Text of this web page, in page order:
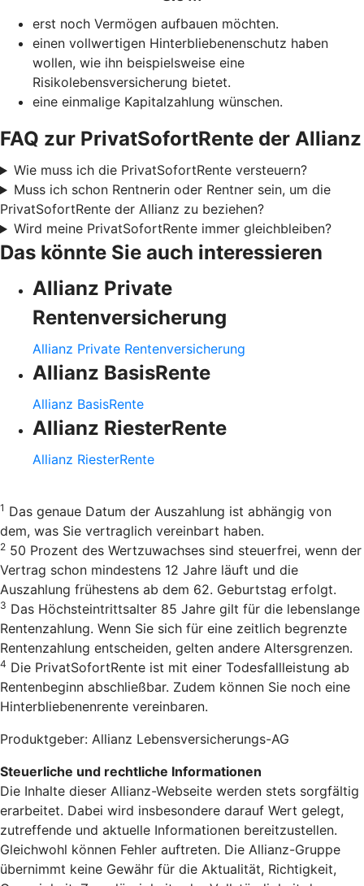
erst noch Vermögen aufbauen möchten.
einen vollwertigen Hinterbliebenenschutz haben
wollen, wie ihn beispielsweise eine
Risikolebensversicherung bietet.
eine einmalige Kapitalzahlung wünschen.
FAQ zur PrivatSofortRente der Allianz
Wie muss ich die PrivatSofortRente versteuern?
Muss ich schon Rentnerin oder Rentner sein, um die
PrivatSofortRente der Allianz zu beziehen?
Wird meine PrivatSofortRente immer gleichbleiben?
Das könnte Sie auch interessieren
Allianz Private
Rentenversicherung
Allianz Private Rentenversicherung
Allianz BasisRente
Allianz BasisRente
Allianz RiesterRente
Allianz RiesterRente
1 Das genaue Datum der Auszahlung ist abhängig von
dem, was Sie vertraglich vereinbart haben.
2 50 Prozent des Wertzuwachses sind steuerfrei, wenn der
Vertrag schon mindestens 12 Jahre läuft und die
Auszahlung frühestens ab dem 62. Geburtstag erfolgt.
3 Das Höchsteintrittsalter 85 Jahre gilt für die lebenslange
Rentenzahlung. Wenn Sie sich für eine zeitlich begrenzte
Rentenzahlung entscheiden, gelten andere Altersgrenzen.
4 Die PrivatSofortRente ist mit einer Todesfallleistung ab
Rentenbeginn abschließbar. Zudem können Sie noch eine
Hinterbliebenenrente vereinbaren.
Produktgeber: Allianz Lebensversicherungs-AG
Steuerliche und rechtliche Informationen
Die Inhalte dieser Allianz-Webseite werden stets sorgfältig
erarbeitet. Dabei wird insbesondere darauf Wert gelegt,
zutreffende und aktuelle Informationen bereitzustellen.
Gleichwohl können Fehler auftreten. Die Allianz-Gruppe
übernimmt keine Gewähr für die Aktualität, Richtigkeit,